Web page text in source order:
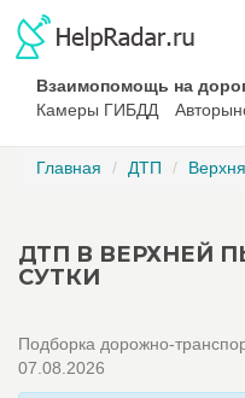
Взаимопомощь на
Камеры ГИБДД
Главная ДТП
ДТП В ВЕРХНЕЙ
СУТКИ
Подборка дорожно-
07.08.2026